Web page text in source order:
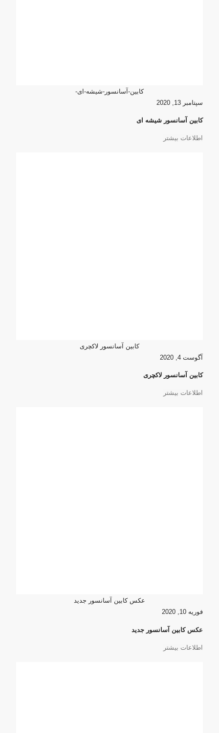
کابین-آسانسور-شیشه-ای-
سپتامبر 13, 2020
کابین آسانسور شیشه ای
اطلاعات بیشتر
کابین آسانسور لاکچری
آگوست 4, 2020
کابین آسانسور لاکچری
اطلاعات بیشتر
عکس کابین آسانسور جدید
فوریه 10, 2020
عکس کابین آسانسور جدید
اطلاعات بیشتر